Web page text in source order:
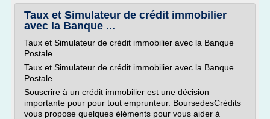
Taux et Simulateur de crédit immobilier
avec la Banque ...
Taux et Simulateur de crédit immobilier avec la Banque
Postale
Taux et Simulateur de crédit immobilier avec la Banque
Postale
Souscrire à un crédit immobilier est une décision
importante pour pour tout emprunteur. BoursedesCrédits
vous propose quelques éléments pour vous aider à